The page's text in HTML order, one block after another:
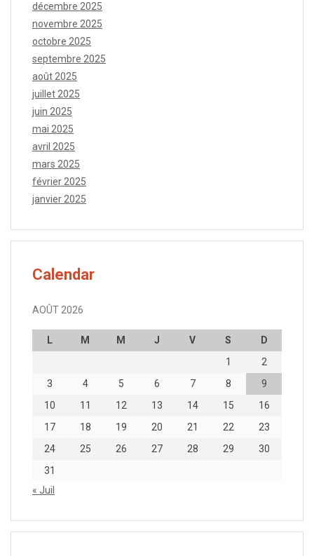
décembre 2025
novembre 2025
octobre 2025
septembre 2025
août 2025
juillet 2025
juin 2025
mai 2025
avril 2025
mars 2025
février 2025
janvier 2025
Calendar
AOÛT 2026
L M M J V S
D
1
2
3
4 5 6 7 8
9
10
11 12 13 14 15
16
17
18 19 20 21 22
23
24
25 26 27 28 29
30
31
« Juil